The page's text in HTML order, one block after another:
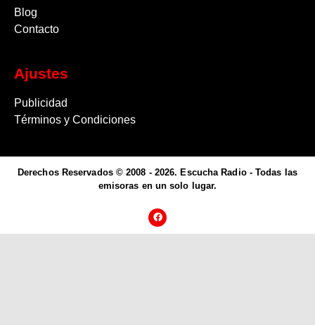
Blog
Contacto
Ajustes
Publicidad
Términos y Condiciones
Derechos Reservados © 2008 - 2026. Escucha Radio - Todas las
emisoras en un solo lugar.